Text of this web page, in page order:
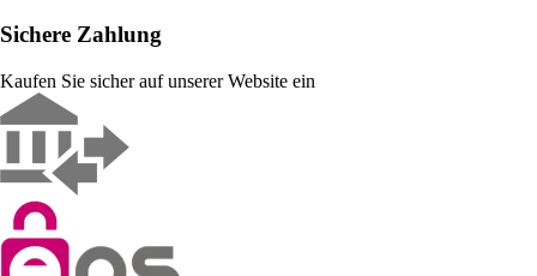
Sichere Zahlung
Kaufen Sie sicher auf unserer Website ein